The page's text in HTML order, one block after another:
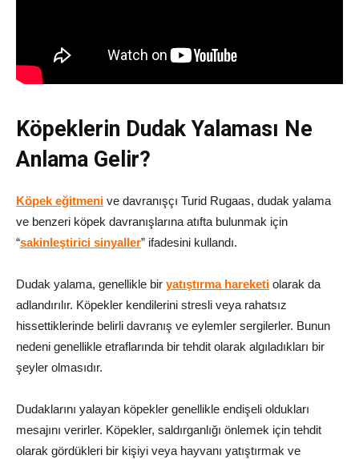
Köpeklerin Dudak Yalaması Ne
Anlama Gelir?
Köpek eğitmeni ve davranışçı Turid Rugaas, dudak yalama
ve benzeri köpek davranışlarına atıfta bulunmak için
“sakinleştirici sinyaller” ifadesini kullandı.
Dudak yalama, genellikle bir yatıştırma hareketi olarak da
adlandırılır. Köpekler kendilerini stresli veya rahatsız
hissettiklerinde belirli davranış ve eylemler sergilerler. Bunun
nedeni genellikle etraflarında bir tehdit olarak algıladıkları bir
şeyler olmasıdır.
Dudaklarını yalayan köpekler genellikle endişeli oldukları
mesajını verirler. Köpekler, saldırganlığı önlemek için tehdit
olarak gördükleri bir kişiyi veya hayvanı yatıştırmak ve